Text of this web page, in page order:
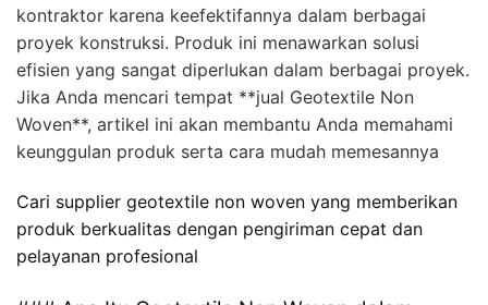
kontraktor karena keefektifannya dalam berbagai
proyek konstruksi. Produk ini menawarkan solusi
efisien yang sangat diperlukan dalam berbagai proyek.
Jika Anda mencari tempat **jual Geotextile Non
Woven**, artikel ini akan membantu Anda memahami
keunggulan produk serta cara mudah memesannya
Cari supplier geotextile non woven yang memberikan
produk berkualitas dengan pengiriman cepat dan
pelayanan profesional